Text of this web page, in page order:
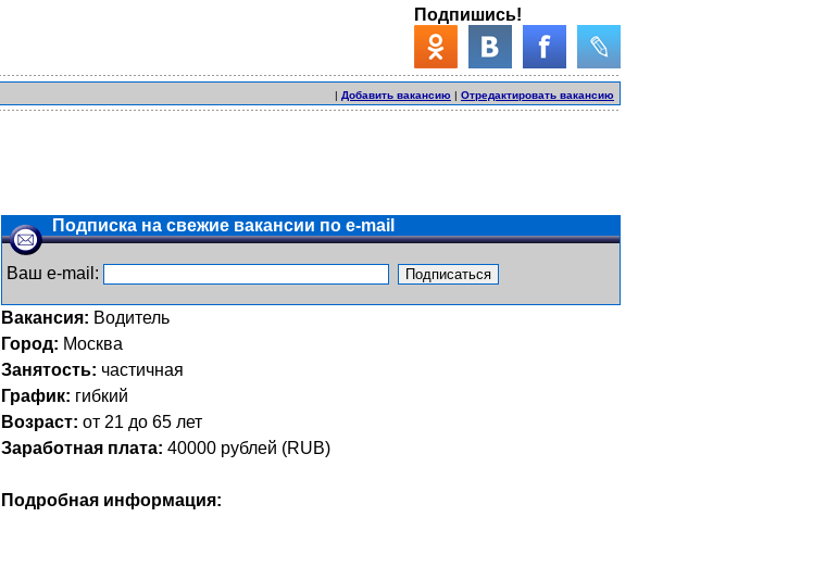
Подпишись!
| Добавить вакансию | Отредактировать вакансию
Подписка на свежие вакансии по e-mail
Ваш e-mail:
Вакансия: Водитель
Город: Москва
Занятость: частичная
График: гибкий
Возраст: от 21 до 65 лет
Заработная плата: 40000 рублей (RUB)
Подробная информация: